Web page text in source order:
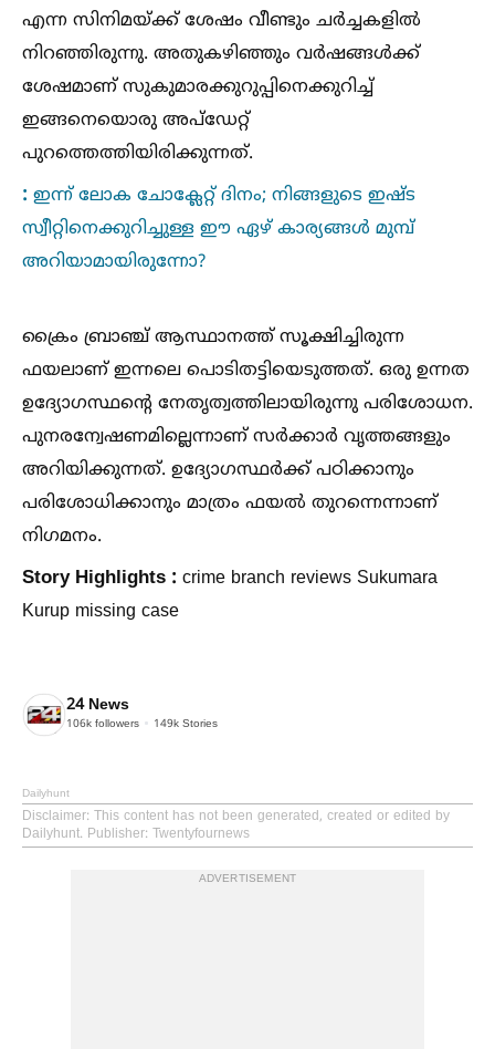
എന്ന സിനിമയ്ക്ക് ശേഷം വീണ്ടും ചര്‍ച്ചകളില്‍
നിറഞ്ഞിരുന്നു. അതുകഴിഞ്ഞും വര്‍ഷങ്ങള്‍ക്ക്
ശേഷമാണ് സുകുമാരക്കുറുപ്പിനെക്കുറിച്ച്‌
ഇങ്ങനെയൊരു അപ്‌ഡേറ്റ്
പുറത്തെത്തിയിരിക്കുന്നത്.
: ഇന്ന് ലോക ചോക്ലേറ്റ് ദിനം; നിങ്ങളുടെ ഇഷ്ട
സ്വീറ്റിനെക്കുറിച്ചുള്ള ഈ ഏഴ് കാര്യങ്ങള്‍ മുമ്പ്
അറിയാമായിരുന്നോ?
ക്രൈം ബ്രാഞ്ച് ആസ്ഥാനത്ത് സൂക്ഷിച്ചിരുന്ന
ഫയലാണ് ഇന്നലെ പൊടിതട്ടിയെടുത്തത്. ഒരു ഉന്നത
ഉദ്യോഗസ്ഥന്റെ നേതൃത്വത്തിലായിരുന്നു പരിശോധന.
പുനരന്വേഷണമില്ലെന്നാണ് സര്‍ക്കാര്‍ വൃത്തങ്ങളും
അറിയിക്കുന്നത്. ഉദ്യോഗസ്ഥര്‍ക്ക് പഠിക്കാനും
പരിശോധിക്കാനും മാത്രം ഫയല്‍ തുറന്നെന്നാണ്
നിഗമനം.
Story Highlights : crime branch reviews Sukumara
Kurup missing case
24 News
106k followers 149k Stories
Dailyhunt
Disclaimer: This content has not been generated, created or edited by
Dailyhunt. Publisher: Twentyfournews
ADVERTISEMENT